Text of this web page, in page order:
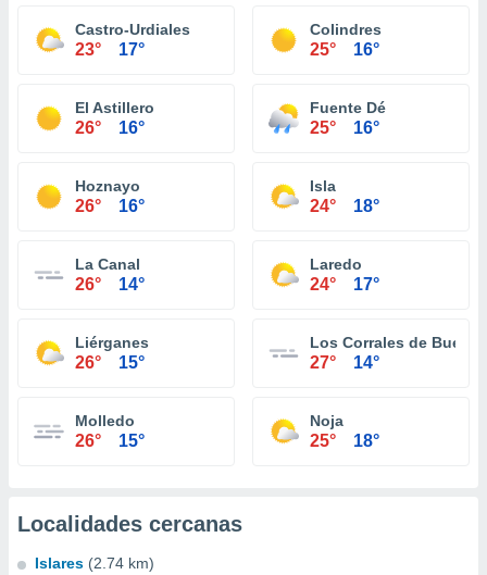
Castro-Urdiales
23° 17°
Colindres
25° 16°
El Astillero
26° 16°
Fuente Dé
25° 16°
Hoznayo
26° 16°
Isla
24° 18°
La Canal
26° 14°
Laredo
24° 17°
Liérganes
26° 15°
Los Corrales de Buelna
27° 14°
Molledo
26° 15°
Noja
25° 18°
Localidades cercanas
Islares (2.74 km)